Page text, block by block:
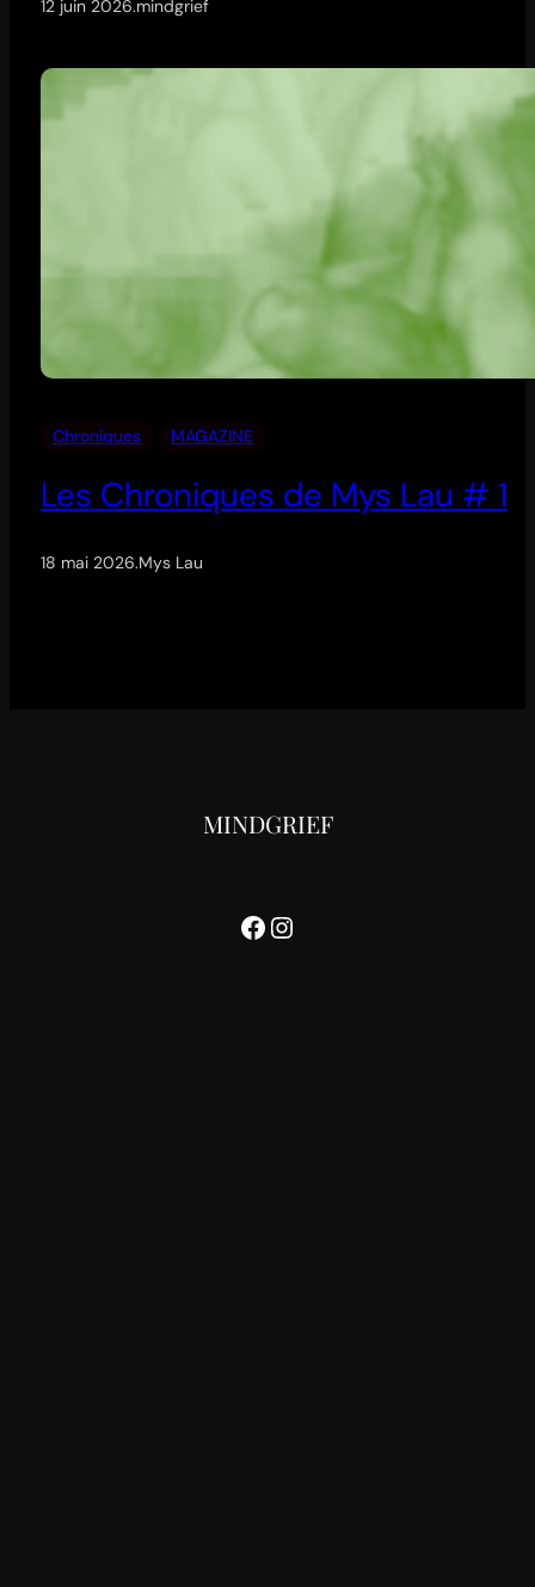
12 juin 2026.mindgrief
Chroniques MAGAZINE
Les Chroniques de Mys Lau # 1
18 mai 2026.Mys Lau
MINDGRIEF
Facebook
Instagram